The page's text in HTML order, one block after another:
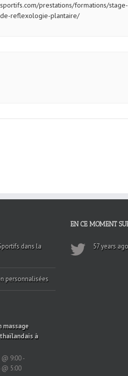
sportifs.com/prestations/formations/stage-
de-reflexologie-plantaire/
dans la
personnalisées
massage
à
9:00-
5:00
EN CE MOMENT
57 years ago